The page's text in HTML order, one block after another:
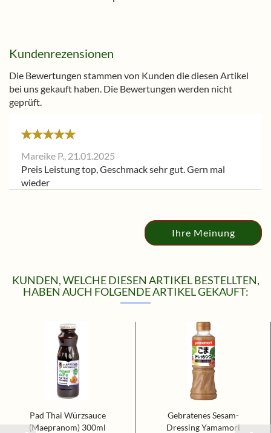
Kundenrezensionen
Die Bewertungen stammen von Kunden die diesen Artikel
bei uns gekauft haben. Die Bewertungen werden nicht
geprüft.
Mareike P., 21.01.2025
Preis Leistung top, Geschmack sehr gut. Gern mal
wieder
Ihre Meinung
KUNDEN, WELCHE DIESEN ARTIKEL BESTELLTEN,
HABEN AUCH FOLGENDE ARTIKEL GEKAUFT:
Pad Thai Würzsauce
(Maepranom) 300ml
Gebratenes Sesam-
Dressing Yamamori